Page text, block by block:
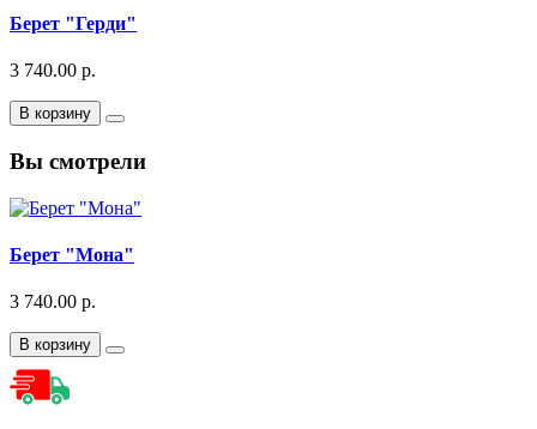
Берет "Герди"
3 740.00 р.
В корзину
Вы смотрели
Берет "Мона"
3 740.00 р.
В корзину